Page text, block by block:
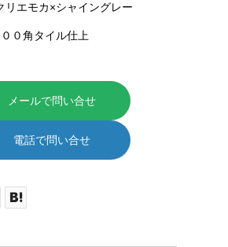
ャイングレー
角タイル仕上
メールで問い合せ
電話で問い合せ